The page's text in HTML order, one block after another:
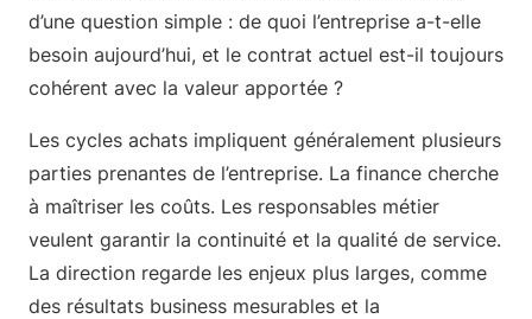
d’une question simple : de quoi l’entreprise a-t-elle
besoin aujourd’hui, et le contrat actuel est-il toujours
cohérent avec la valeur apportée ?
Les cycles achats impliquent généralement plusieurs
parties prenantes de l’entreprise. La finance cherche
à maîtriser les coûts. Les responsables métier
veulent garantir la continuité et la qualité de service.
La direction regarde les enjeux plus larges, comme
des résultats business mesurables et la